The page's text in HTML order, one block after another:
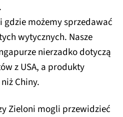
gdzie możemy sprzedawać
wytycznych. Nasze
nierzadko dotyczą
z USA, a produkty
Chiny.
Zieloni mogli przewidzieć